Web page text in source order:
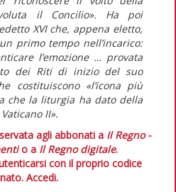
il Concilio». Ha poi
XVI che, appena eletto,
primo tempo nell’incarico:
l’emozione … provata
dei Riti di inizio del suo
costituiscono «l’icona più
che la liturgia ha dato della
II».
agli abbonati a Il Regno -
o a Il Regno digitale.
con il proprio codice
Accedi.